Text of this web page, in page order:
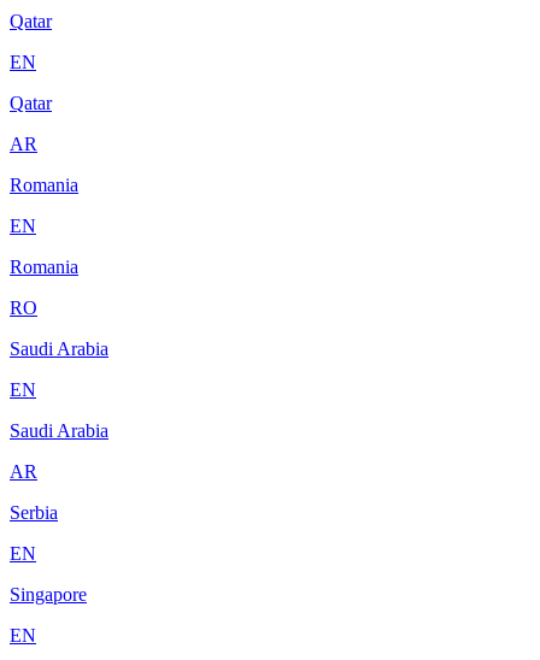
Qatar
EN
Qatar
AR
Romania
EN
Romania
RO
Saudi Arabia
EN
Saudi Arabia
AR
Serbia
EN
Singapore
EN